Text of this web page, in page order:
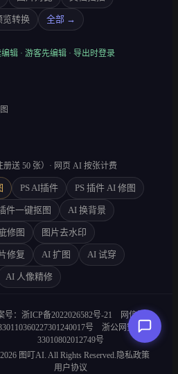
览转换 全部 →
辑 · 游客先编辑 · 导出时登录
送 50 张）· 网页 AI 按张计费
PS AI插件 PS 插件 AI 修图
件一键抠图 AI 换背景
修图 图片去水印
修复 AI 扩图 AI 试穿
AI 人像精修
号：浙ICP备2022026582号-21
网信算备
号
浙公网安备
33010802012749号
2026 图叮AI. All Rights Reserved. 隐私政策
用户协议